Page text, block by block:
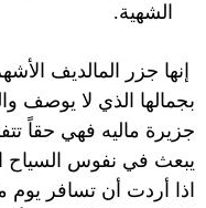
الشهية.
إنها جزر المالديف
بجمالها الذي لا يوصف
جزيرة ماليه فهي حقاً
يبعث في نفوس السياح
اذا أردت أن تسافر يوم